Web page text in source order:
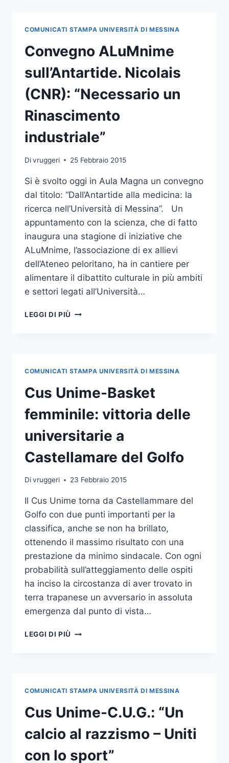
CITTADELLA
CONTRO
IL
MODUGNO
COMUNICATI STAMPA UNIVERSITÀ DI MESSINA
Convegno ALuMnime
sull’Antartide. Nicolais
(CNR): “Necessario un
Rinascimento
industriale”
Divruggeri 25 Febbraio 2015
Si è svolto oggi in Aula Magna un convegno
dal titolo: “Dall’Antartide alla medicina: la
ricerca nell’Università di Messina”. Un
appuntamento con la scienza, che di fatto
inaugura una stagione di iniziative che
ALuMnime, l’associazione di ex allievi
dell’Ateneo peloritano, ha in cantiere per
alimentare il dibattito culturale in più ambiti
e settori legati all’Università…
LEGGI DI PIÙ CONVEGNO
RINASCIMENTO
INDUSTRIALE”
COMUNICATI STAMPA UNIVERSITÀ DI MESSINA
Cus Unime-Basket
femminile: vittoria delle
universitarie a
Castellamare del Golfo
Divruggeri 23 Febbraio 2015
Il Cus Unime torna da Castellammare del
Golfo con due punti importanti per la
classifica, anche se non ha brillato,
ottenendo il massimo risultato con una
prestazione da minimo sindacale. Con ogni
probabilità sull’atteggiamento delle ospiti
ha inciso la circostanza di aver trovato in
terra trapanese un avversario in assoluta
emergenza dal punto di vista…
LEGGI DI PIÙ CUS
A
CASTELLAMARE
DEL
GOLFO
COMUNICATI STAMPA UNIVERSITÀ DI MESSINA
Cus Unime-C.U.G.: “Un
calcio al razzismo – Uniti
con lo sport”